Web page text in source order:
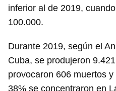
inferior al de 2019,
100.000.
Durante 2019, según el
Cuba, se produjeron
provocaron 606 muertos
38% se concentraron en